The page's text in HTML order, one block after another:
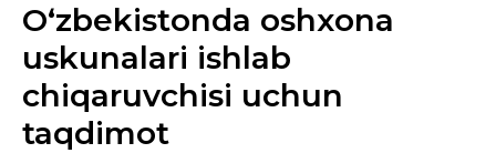
O‘zbekistonda oshxona
uskunalari ishlab
chiqaruvchisi uchun
taqdimot